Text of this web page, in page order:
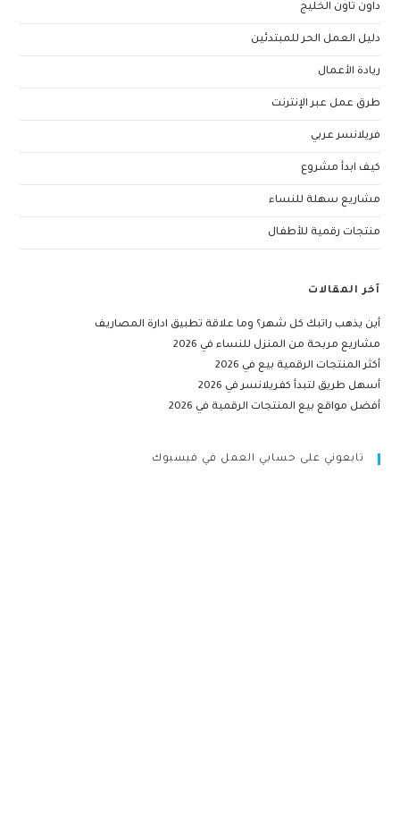
داون تاون الخليج
دليل العمل الحر للمبتدئين
ريادة الأعمال
طرق عمل عبر الإنترنت
فريلانسر عربي
كيف ابدأ مشروع
مشاريع سهلة للنساء
منتجات رقمية للأطفال
آخر المقالات
أين يذهب راتبك كل شهر؟ وما علاقة تطبيق ادارة المصاريف
مشاريع مربحة من المنزل للنساء في 2026
أكثر المنتجات الرقمية بيع في 2026
أسهل طريق لتبدأ كفريلانسر في 2026
أفضل مواقع بيع المنتجات الرقمية في 2026
تابعوني على حسابي العمل في فيسبوك